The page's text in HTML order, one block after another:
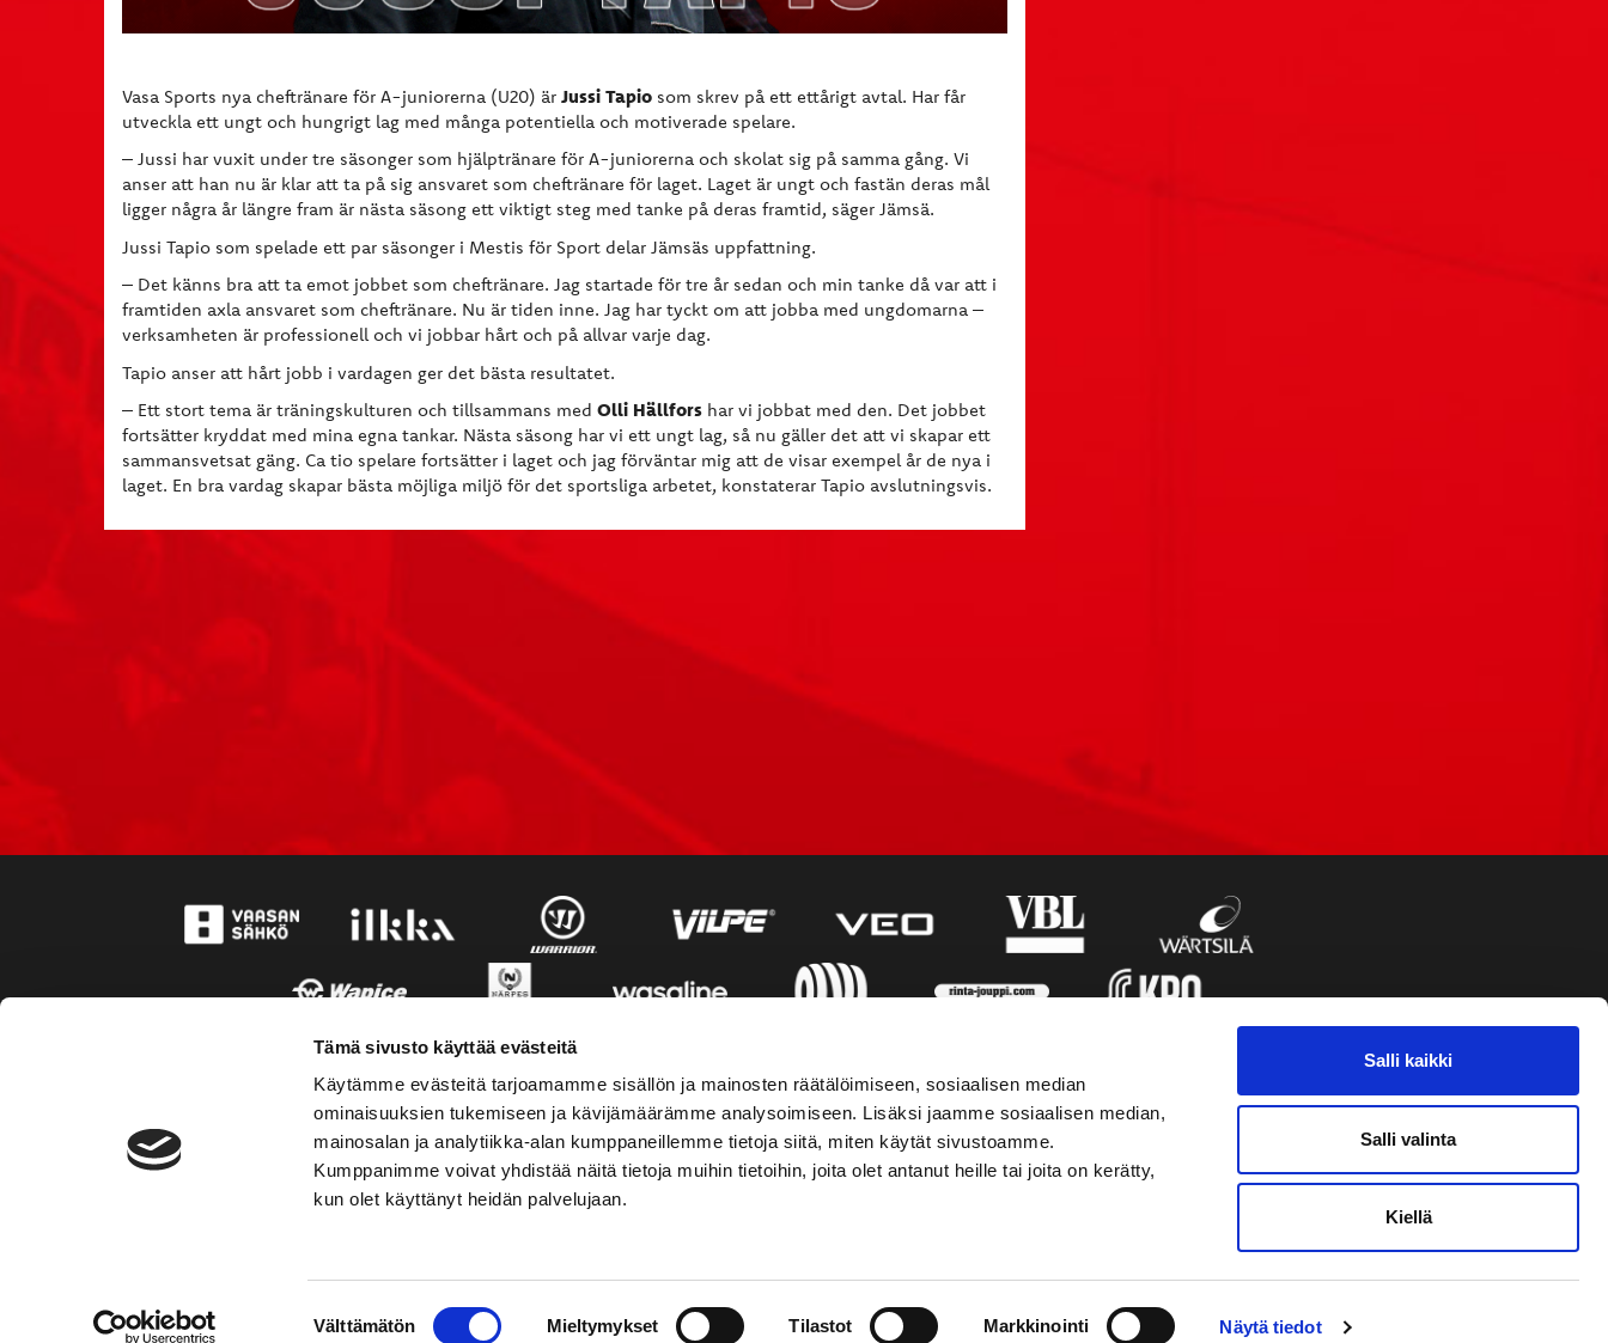
Tämä sivusto käyttää evästeitä
Käytämme evästeitä tarjoamamme sisällön ja mainosten räätälöimiseen, sosiaalisen median
ominaisuuksien tukemiseen ja kävijämäärämme analysoimiseen. Lisäksi jaamme sosiaalisen median,
mainosalan ja analytiikka-alan kumppaneillemme tietoja siitä, miten käytät sivustoamme.
Kumppanimme voivat yhdistää näitä tietoja muihin tietoihin, joita olet antanut heille tai joita on kerätty,
kun olet käyttänyt heidän palvelujaan.
Välttämätön Mieltymykset Tilastot Markkinointi Näytä tiedot
Salli kaikki
Salli valinta
Kiellä
Vasa Sports nya cheftränare för A-juniorerna (U20) är Jussi Tapio som skrev på ett ettårigt avtal. Har får
utveckla ett ungt och hungrigt lag med många potentiella och motiverade spelare.
– Jussi har vuxit under tre säsonger som hjälptränare för A-juniorerna och skolat sig på samma gång. Vi
anser att han nu är klar att ta på sig ansvaret som cheftränare för laget. Laget är ungt och fastän deras mål
ligger några år längre fram är nästa säsong ett viktigt steg med tanke på deras framtid, säger Jämsä.
Jussi Tapio som spelade ett par säsonger i Mestis för Sport delar Jämsäs uppfattning.
– Det känns bra att ta emot jobbet som cheftränare. Jag startade för tre år sedan och min tanke då var att i
framtiden axla ansvaret som cheftränare. Nu är tiden inne. Jag har tyckt om att jobba med ungdomarna –
verksamheten är professionell och vi jobbar hårt och på allvar varje dag.
Tapio anser att hårt jobb i vardagen ger det bästa resultatet.
– Ett stort tema är träningskulturen och tillsammans med Olli Hällfors har vi jobbat med den. Det jobbet
fortsätter kryddat med mina egna tankar. Nästa säsong har vi ett ungt lag, så nu gäller det att vi skapar ett
sammansvetsat gäng. Ca tio spelare fortsätter i laget och jag förväntar mig att de visar exempel år de nya i
laget. En bra vardag skapar bästa möjliga miljö för det sportsliga arbetet, konstaterar Tapio avslutningsvis.
Hockey-Team Vaasan Sport Oy
KONTAKTINFORMATION
Puh: 02 01 555 600
SOCIALA MEDIER
facebook
VAASAN SPORT
NYHETSBREVET